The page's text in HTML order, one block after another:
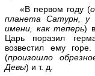
«В первом году (
планета Сатурн, у
имени, как теперь)
Царь поразил
возвестил ему
(произошло
Девы) и т. д.